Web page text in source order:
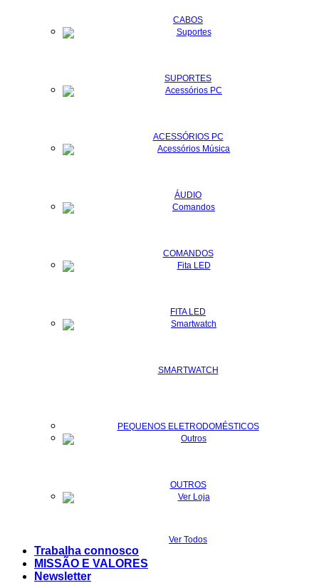
CABOS
SUPORTES
ACESSÓRIOS PC
ÁUDIO
COMANDOS
FITA LED
SMARTWATCH
PEQUENOS ELETRODOMÉSTICOS
OUTROS
Ver Todos
Trabalha connosco
MISSÃO E VALORES
Newsletter